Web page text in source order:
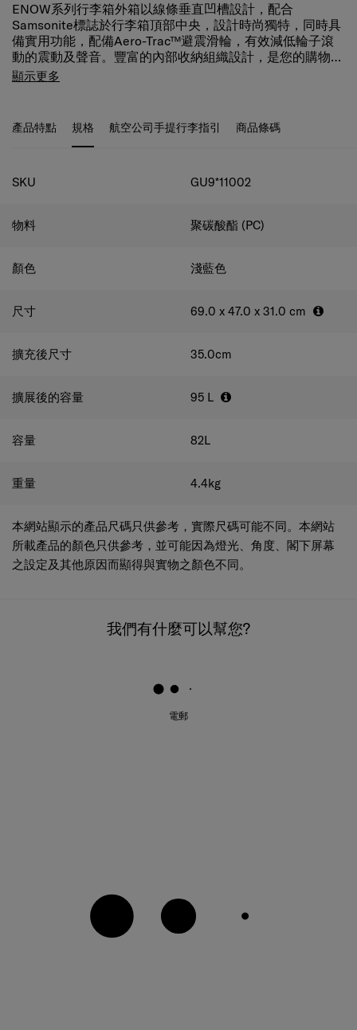
ENOW系列行李箱外箱以線條垂直凹槽設計，配合
Samsonite標誌於行李箱頂部中央，設計時尚獨特，同時具
備實用功能，配備Aero-Trac™避震滑輪，有效減低輪子滾
動的震動及聲音。豐富的內部收納組織設計，是您的購物旅
遊首選。
顯示更多
產品特點 規格 航空公司手提行李指引 商品條碼
規格
SKU GU9*11002
物料 聚碳酸酯 (PC)
顏色 淺藍色
尺寸 69.0 x 47.0 x 31.0 cm
擴充後尺寸 35.0cm
擴展後的容量 95 L
容量 82L
重量 4.4kg
本網站顯示的產品尺碼只供參考，實際尺碼可能不同。本網站
所載產品的顏色只供參考，並可能因為燈光、角度、閣下屏幕
之設定及其他原因而顯得與實物之顏色不同。
我們有什麼可以幫您?
電郵